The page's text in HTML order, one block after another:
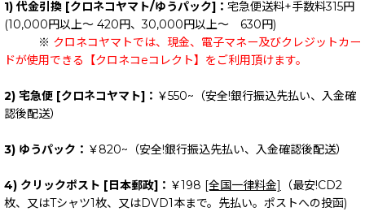
1) 代金引換 [クロネコヤマト/ゆうパック]： 宅急便送料+手数料315円
(10,000円以上～ 420円、30,000円以上～ 630円)
※ クロネコヤマトでは、現金、電子マネー及びクレジットカー
ドが使用できる【クロネコeコレクト】をご利用頂けます。
2) 宅急便 [クロネコヤマト]： ￥550~（安全!銀行振込先払い、入金確
認後配送）
3) ゆうパック： ￥820~（安全!銀行振込先払い、入金確認後配送）
4) クリックポスト [日本郵政]： ￥198 [全国一律料金]
（最安!CD2
枚、又はTシャツ1枚、又はDVD1本まで。先払い。ポストへの投函)